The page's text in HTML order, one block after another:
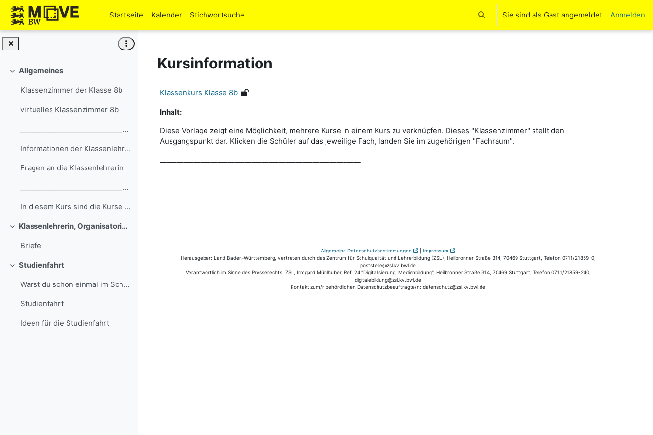
Zum Hauptinhalt
Startseite
Kalender Stichwortsuche Sucheingabe umschalten
Sie sind als Gast angemeldet Anmelden
Einklappen
Allgemeines
Klassenzimmer der Klasse 8b
virtuelles Klassenzimmer 8b
__________________________________________________...
Informationen der Klassenlehrerin
Fragen an die Klassenlehrerin
__________________________________________________...
In diesem Kurs sind die Kurse der Fächer verlinkt....
Einklappen Klassenlehrerin, Organisatorisches
Briefe
Einklappen
Studienfahrt
Warst du schon einmal im Schullandheim oder auf einer Studienfahrt?
Studienfahrt
Ideen für die Studienfahrt
Kursinformation
Klassenkurs Klasse 8b
Inhalt:
Diese Vorlage zeigt eine Möglichkeit, mehrere Kurse in einem Kurs zu verknüpfen. Dieses "Klassenzimmer" stellt den
Ausgangspunkt dar. Klicken die Schüler auf das jeweilige Fach, landen Sie im zugehörigen "Fachraum".
Allgemeine Datenschutzbestimmungen
Impressum
Herausgeber: Land Baden-Württemberg, vertreten durch das Zentrum für Schulqualität und Lehrerbildung (ZSL), Heilbronner Straße 314, 70469 Stuttgart, Telefon 0711/21859-0,
poststelle@zsl.kv.bwl.de
Verantwortlich im Sinne des Presserechts: ZSL, Irmgard Mühlhuber, Ref. 24 "Digitalisierung, Medienbildung", Heilbronner Straße 314, 70469 Stuttgart, Telefon 0711/21859-240,
digitalebildung@zsl.kv.bwl.de
Kontakt zum/r behördlichen Datenschutzbeauftragte/n: datenschutz@zsl.kv.bwl.de